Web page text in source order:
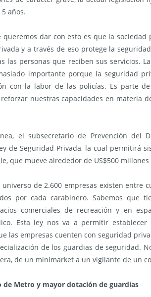
años.
queremos dar con esto es que la
y a través de eso protege la
las personas que reciben sus servicios.
importante porque la seguridad
con la labor de las policías. Es parte
nuestras capacidades en materia
el subsecretario de Prevención del
de Seguridad Privada, la cual permitirá
que mueve alrededor de US$500
universo de 2.600 empresas existen entre
por cada carabinero. Sabemos que
comerciales de recreación y en
Esta ley nos va a permitir
las empresas cuenten con seguridad
de los guardias de seguridad.
de un minimarket a un vigilante de un
de Metro y mayor dotación de guardias